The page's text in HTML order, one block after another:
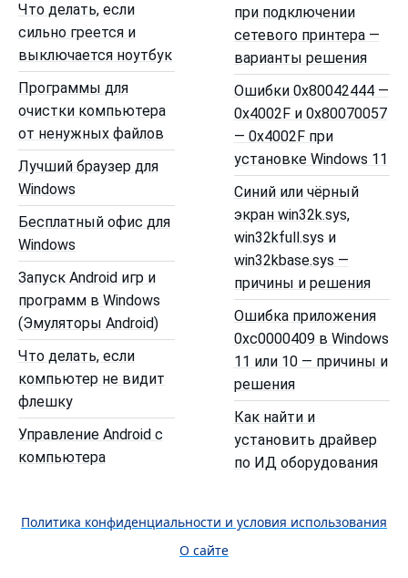
Что делать, если
сильно греется и
выключается ноутбук
Программы для
очистки компьютера
от ненужных файлов
Лучший браузер для
Windows
Бесплатный офис для
Windows
Запуск Android игр и
программ в Windows
(Эмуляторы Android)
Что делать, если
компьютер не видит
флешку
Управление Android с
компьютера
при подключении
сетевого принтера —
варианты решения
Ошибки 0x80042444 —
0x4002F и 0x80070057
— 0x4002F при
установке Windows 11
Синий или чёрный
экран win32k.sys,
win32kfull.sys и
win32kbase.sys —
причины и решения
Ошибка приложения
0xc0000409 в Windows
11 или 10 — причины и
решения
Как найти и
установить драйвер
по ИД оборудования
Политика конфиденциальности и условия использования
О сайте